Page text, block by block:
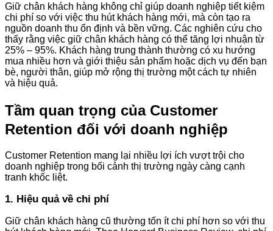
Giữ chân khách hàng không chỉ giúp doanh nghiệp tiết kiệm
chi phí so với việc thu hút khách hàng mới, mà còn tạo ra
nguồn doanh thu ổn định và bền vững. Các nghiên cứu cho
thấy rằng việc giữ chân khách hàng có thể tăng lợi nhuận từ
25% – 95%​​. Khách hàng trung thành thường có xu hướng
mua nhiều hơn và giới thiệu sản phẩm hoặc dịch vụ đến bạn
bè, người thân, giúp mở rộng thị trường một cách tự nhiên
và hiệu quả.
Tầm quan trọng của Customer
Retention đối với doanh nghiệp
Customer Retention mang lại nhiều lợi ích vượt trội cho
doanh nghiệp trong bối cảnh thị trường ngày càng cạnh
tranh khốc liệt.
1. Hiệu quả về chi phí
Giữ chân khách hàng cũ thường tốn ít chi phí hơn so với thu